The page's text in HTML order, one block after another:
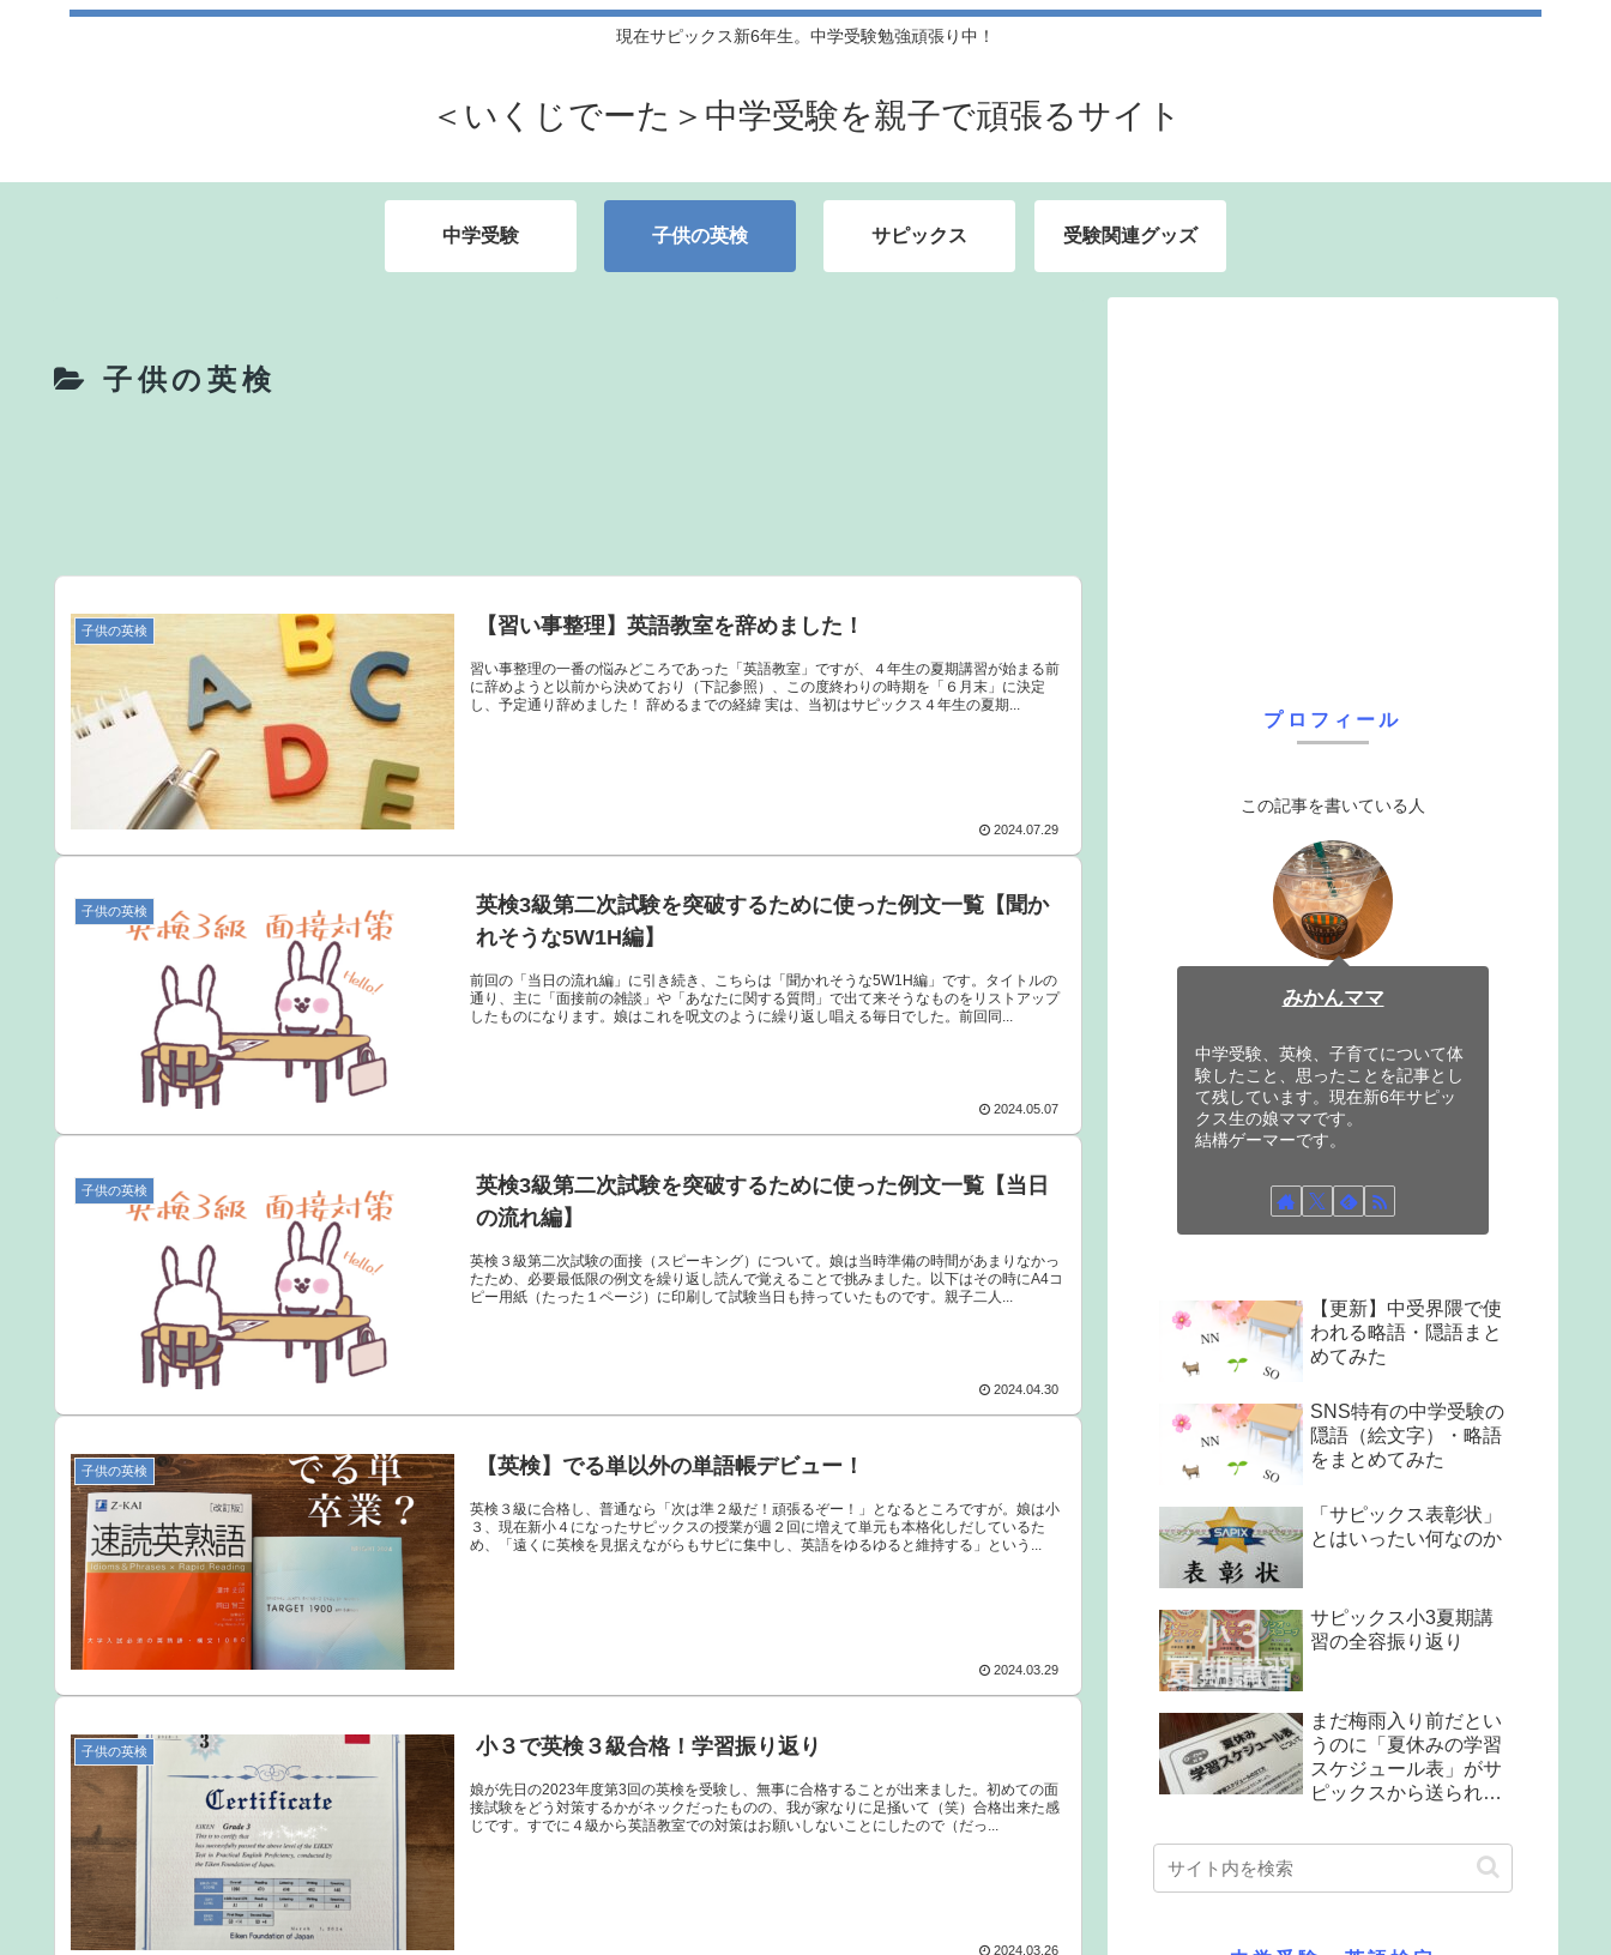
現在サピックス新6年生。中学受験勉強頑張り中！
＜いくじでーた＞中学受験を親子で頑張るサイト
中学受験 子供の英検 サピックス 受験関連グッズ
子供の英検
子供の英検 【習い事整理】英語教室を辞めました！
習い事整理の一番の悩みどころであった「英語教室」ですが、４年生の夏期講習が始まる前
に辞めようと以前から決めており（下記参照）、この度終わりの時期を「６月末」に決定
し、予定通り辞めました！ 辞めるまでの経緯 実は、当初はサピックス４年生の夏期...
2024.07.29
子供の英検
英検3級第二次試験を突破するために使った例文一覧【聞か
れそうな5W1H編】
前回の「当日の流れ編」に引き続き、こちらは「聞かれそうな5W1H編」です。タイトルの
通り、主に「面接前の雑談」や「あなたに関する質問」で出て来そうなものをリストアップ
したものになります。娘はこれを呪文のように繰り返し唱える毎日でした。前回同...
2024.05.07
子供の英検
英検3級第二次試験を突破するために使った例文一覧【当日
の流れ編】
英検３級第二次試験の面接（スピーキング）について。娘は当時準備の時間があまりなかっ
たため、必要最低限の例文を繰り返し読んで覚えることで挑みました。以下はその時にA4コ
ピー用紙（たった１ページ）に印刷して試験当日も持っていたものです。親子二人...
2024.04.30
子供の英検 【英検】でる単以外の単語帳デビュー！
英検３級に合格し、普通なら「次は準２級だ！頑張るぞー！」となるところですが。娘は小
３、現在新小４になったサピックスの授業が週２回に増えて単元も本格化しだしているた
め、「遠くに英検を見据えながらもサピに集中し、英語をゆるゆると維持する」という...
2024.03.29
子供の英検 小３で英検３級合格！学習振り返り
娘が先日の2023年度第3回の英検を受験し、無事に合格することが出来ました。初めての面
接試験をどう対策するかがネックだったものの、我が家なりに足掻いて（笑）合格出来た感
じです。すでに４級から英語教室での対策はお願いしないことにしたので（だっ...
2024.03.26
プロフィール
この記事を書いている人
みかんママ
中学受験、英検、子育てについて体
験したこと、思ったことを記事とし
て残しています。現在新6年サピッ
クス生の娘ママです。
結構ゲーマーです。
【更新】中受界隈で使
われる略語・隠語まと
めてみた
SNS特有の中学受験の
隠語（絵文字）・略語
をまとめてみた
「サピックス表彰状」
とはいったい何なのか
サピックス小3夏期講
習の全容振り返り
まだ梅雨入り前だとい
うのに「夏休みの学習
スケジュール表」がサ
ピックスから送られて